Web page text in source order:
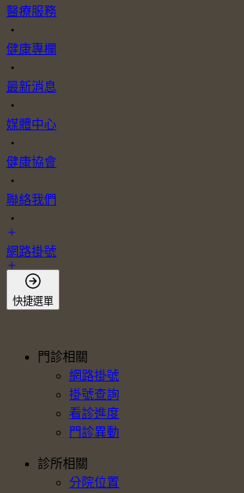
醫療服務
・
健康專欄
・
最新消息
・
媒體中心
・
健康協會
・
聯絡我們
・
網路掛號
會員登入
快捷選單
門診相關
網路掛號
掛號查詢
看診進度
門診異動
診所相關
分院位置